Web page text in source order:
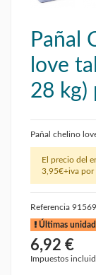
Pañal
love
28 kg)
Pañal chelino
El precio del
3,95€+iva por
Referencia 91569
Últimas
6,92 €
Impuestos